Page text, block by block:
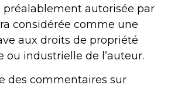
autorisée par
considérée comme une
aux droits de propriété
ou industrielle de l’auteur.
des commentaires sur